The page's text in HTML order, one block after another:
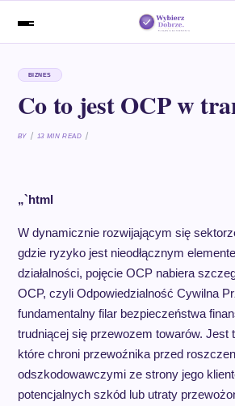
BIZNES
Co to jest OCP w
BY 13 MIN READ
„`html
W dynamicznie rozwijającym się
gdzie ryzyko jest nieodłącznym
działalności, pojęcie OCP nabiera
OCP, czyli Odpowiedzialność Cywilna
fundamentalny filar bezpieczeństwa
trudniącej się przewozem towarów. Jest
które chroni przewoźnika przed
odszkodowawczymi ze strony jego
potencjalnych szkód lub utraty